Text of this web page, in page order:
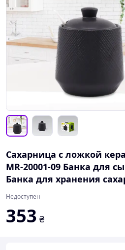
Сахарница с ложкой
MR-20001-09 Банка для
Банка для хранения
Недоступен
353 ₴